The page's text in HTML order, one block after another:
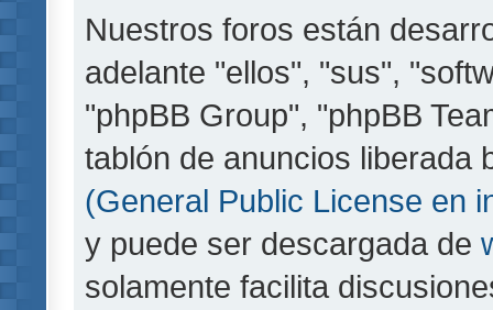
Nuestros foros están
adelante "ellos", "sus",
"phpBB Group", "phpBB
tablón de anuncios liberada
(General Public License en
y puede ser descargada de
solamente facilita